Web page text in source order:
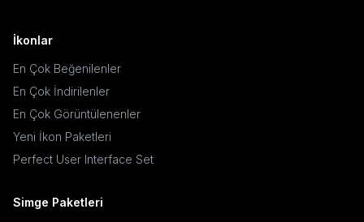
İkonlar
En Çok Beğenilenler
En Çok İndirilenler
En Çok Görüntülenenler
Yeni İkon Paketleri
Perfect User Interface Set
Simge Paketleri